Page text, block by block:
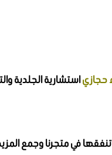
حجازياستشارية الجلدية
ونريد مكافأتك على كل عملية شراء! احصل على 50 نقطة